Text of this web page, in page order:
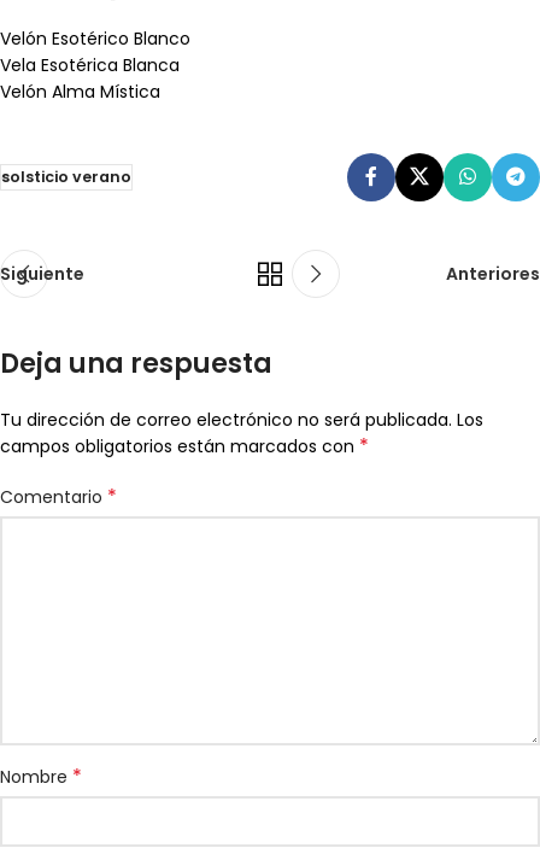
Velón Esotérico Blanco
Vela Esotérica Blanca
Velón Alma Mística
solsticio verano
Siguiente Anteriores
Deja una respuesta
Tu dirección de correo electrónico no será publicada. Los
campos obligatorios están marcados con *
Comentario *
Nombre *